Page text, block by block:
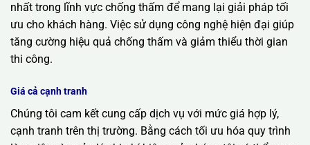
nhất trong lĩnh vực chống thấm để mang lại giải pháp tối
ưu cho khách hàng. Việc sử dụng công nghệ hiện đại giúp
tăng cường hiệu quả chống thấm và giảm thiểu thời gian
thi công.
Giá cả cạnh tranh
Chúng tôi cam kết cung cấp dịch vụ với mức giá hợp lý,
cạnh tranh trên thị trường. Bằng cách tối ưu hóa quy trình